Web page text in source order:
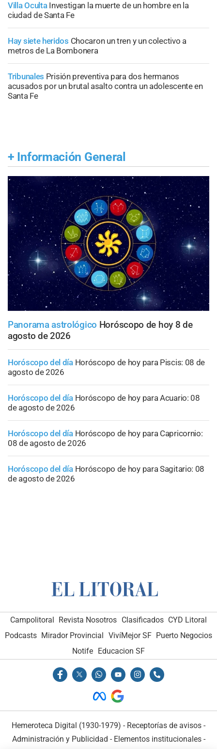
Villa Oculta Investigan la muerte de un hombre en la
ciudad de Santa Fe
Hay siete heridos Chocaron un tren y un colectivo a
metros de La Bombonera
Tribunales Prisión preventiva para dos hermanos
acusados por un brutal asalto contra un adolescente en
Santa Fe
+ Información General
Panorama astrológico Horóscopo de hoy 8 de
agosto de 2026
Horóscopo del día Horóscopo de hoy para Piscis: 08 de
agosto de 2026
Horóscopo del día Horóscopo de hoy para Acuario: 08
de agosto de 2026
Horóscopo del día Horóscopo de hoy para Capricornio:
08 de agosto de 2026
Horóscopo del día Horóscopo de hoy para Sagitario: 08
de agosto de 2026
Campolitoral Revista Nosotros Clasificados CYD Litoral
Podcasts Mirador Provincial VivíMejor SF Puerto Negocios
Notife Educacion SF
Hemeroteca Digital (1930-1979) - Receptorías de avisos -
Administración y Publicidad - Elementos institucionales-